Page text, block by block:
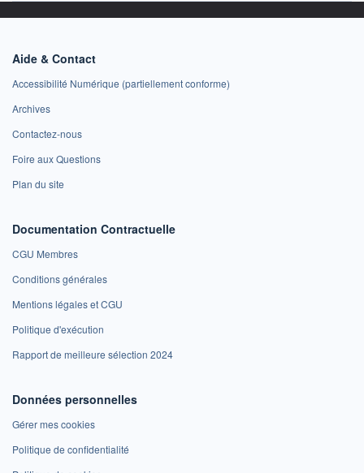
Aide & Contact
Accessibilité Numérique (partiellement conforme)
Archives
Contactez-nous
Foire aux Questions
Plan du site
Documentation Contractuelle
CGU Membres
Conditions générales
Mentions légales et CGU
Politique d'exécution
Rapport de meilleure sélection 2024
Données personnelles
Gérer mes cookies
Politique de confidentialité